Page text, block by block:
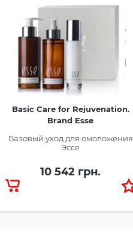
Basic Care for Rejuvenation.
Brand Esse
Базовый уход для омоложения
Эссе
10 542 грн.